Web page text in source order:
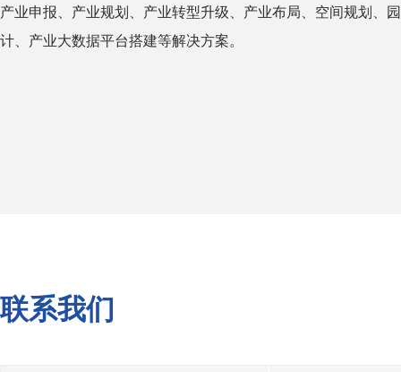
产业申报、产业规划、产业转型升级、产业布局、空间规划、
计、产业大数据平台搭建等解决方案。
联系我们